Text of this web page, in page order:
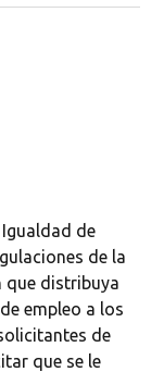
de
de la
que distribuya
empleo a los
de
que se le